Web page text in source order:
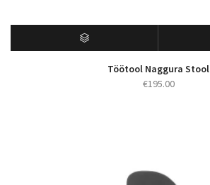
Töötool Naggura Stool
€195.00